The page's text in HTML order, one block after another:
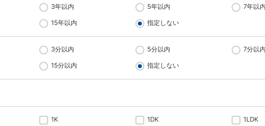
3年以内 5年以内 7年以内
15年以内 指定しない
3分以内 5分以内 7分以内
15分以内 指定しない
1K 1DK 1LDK